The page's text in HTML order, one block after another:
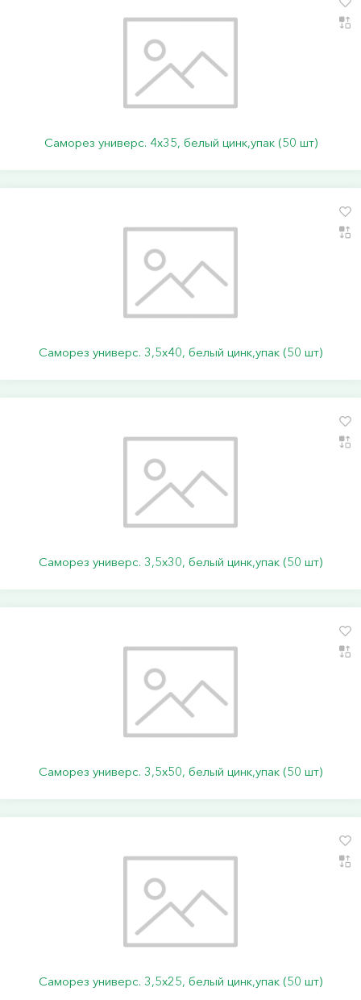
Саморез универс. 4х35, белый цинк,упак (50 шт)
Саморез универс. 3,5х40, белый цинк,упак (50 шт)
Саморез универс. 3,5х30, белый цинк,упак (50 шт)
Саморез универс. 3,5х50, белый цинк,упак (50 шт)
Саморез универс. 3,5х25, белый цинк,упак (50 шт)